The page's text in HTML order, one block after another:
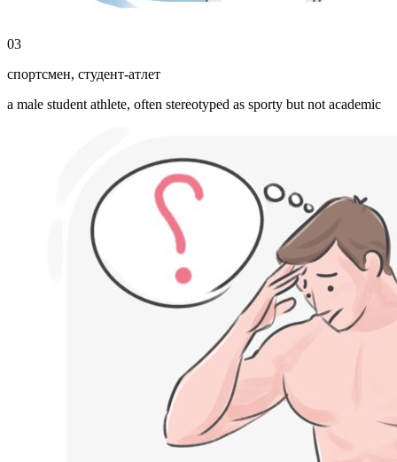
03
спортсмен, студент-атлет
a male student athlete, often stereotyped as sporty but not academic